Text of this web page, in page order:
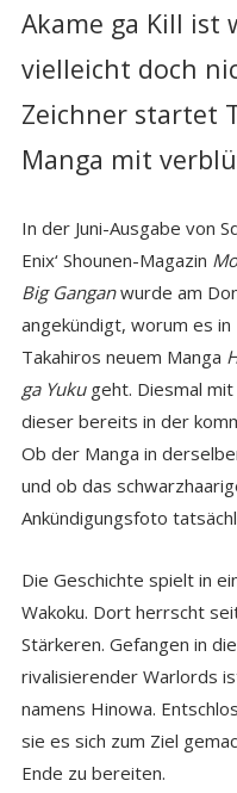
Akame ga Kill ist
vielleicht doch
Zeichner startet
Manga mit
In der Juni-Ausgabe von
Enix‘ Shounen-Magazin
Big Ganganwurde am
angekündigt, worum es in
Takahiros neuem Manga
ga Yukugeht. Diesmal
dieser bereits in der
Ob der Manga in
und ob das
Ankündigungsfoto
Die Geschichte spielt in
Wakoku. Dort herrscht
Stärkeren. Gefangen in
rivalisierender Warlords
namens Hinowa.
sie es sich zum Ziel
Ende zu bereiten.